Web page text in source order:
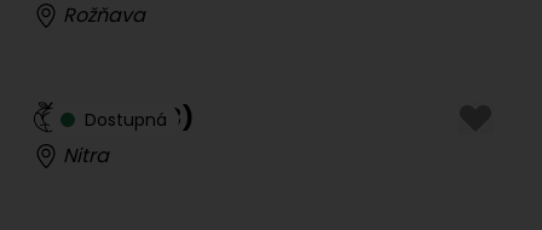
Rožňava
Dostupná
Karin (23)
Nitra